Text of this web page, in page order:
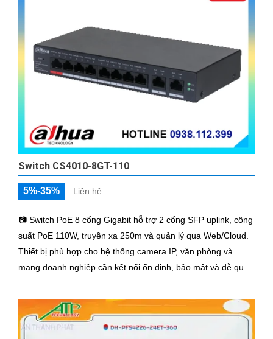
Switch CS4010-8GT-110
5%-35% Liên hệ
📷 Switch PoE 8 cổng Gigabit hỗ trợ 2 cổng SFP uplink, công
suất PoE 110W, truyền xa 250m và quản lý qua Web/Cloud.
Thiết bị phù hợp cho hệ thống camera IP, văn phòng và
mạng doanh nghiệp cần kết nối ổn định, bảo mật và dễ quản